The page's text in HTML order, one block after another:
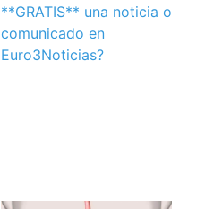
**GRATIS** una noticia o
comunicado en
Euro3Noticias?